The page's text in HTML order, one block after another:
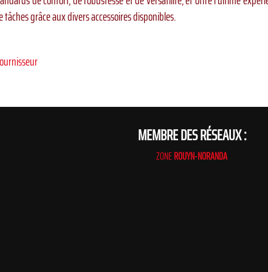
grâce aux divers accessoires disponibles.
MEMBRE DES RÉSEAUX :
ZONEROUYN-NORANDA